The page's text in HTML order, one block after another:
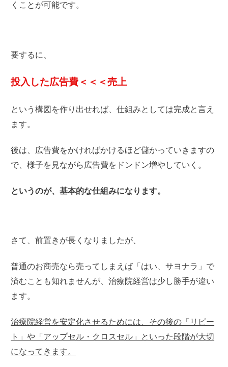
くことが可能です。
要するに、
投入した広告費＜＜＜売上
という構図を作り出せれば、仕組みとしては完成と言え
ます。
後は、広告費をかければかけるほど儲かっていきますの
で、様子を見ながら広告費をドンドン増やしていく。
というのが、基本的な仕組みになります。
さて、前置きが長くなりましたが、
普通のお商売なら売ってしまえば「はい、サヨナラ」で
済むことも知れませんが、治療院経営は少し勝手が違い
ます。
治療院経営を安定化させるためには、その後の「 リピー
ト」や「 アップセル・クロスセル」といった段階が大切
になってきます。